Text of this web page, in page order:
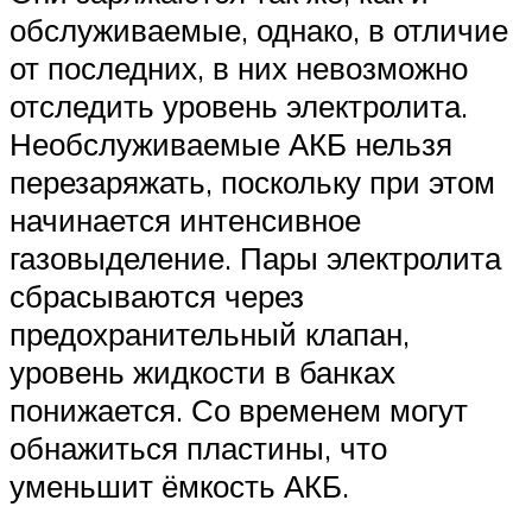
обслуживаемые, однако, в отличие
от последних, в них невозможно
отследить уровень электролита.
Необслуживаемые АКБ нельзя
перезаряжать, поскольку при этом
начинается интенсивное
газовыделение. Пары электролита
сбрасываются через
предохранительный клапан,
уровень жидкости в банках
понижается. Со временем могут
обнажиться пластины, что
уменьшит ёмкость АКБ.